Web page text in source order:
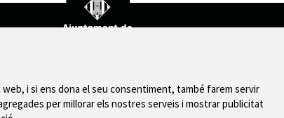
i si ens dona el seu consentiment, també farem servir
per millorar els nostres serveis i mostrar publicitat